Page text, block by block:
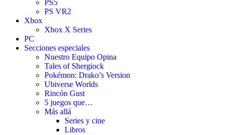
PS5
PS VR2
Xbox
Xbox X Series
PC
Secciones especiales
Nuestro Equipo Opina
Tales of Shergiock
Pokémon: Drako’s Version
Ubiverse Worlds
Rincón Gust
5 juegos que…
Más allá
Series y cine
Libros